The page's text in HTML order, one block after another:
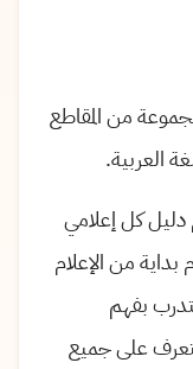
من المقاطع
العربية.
دليل كل إعلامي
من الإعلام
بفهم
على جميع